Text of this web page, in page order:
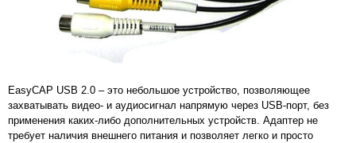
EasyCAP USB 2.0 – это небольшое устройство, позволяющее
захватывать видео- и аудиосигнал напрямую через USB-порт, без
применения каких-либо дополнительных устройств. Адаптер не
требует наличия внешнего питания и позволяет легко и просто